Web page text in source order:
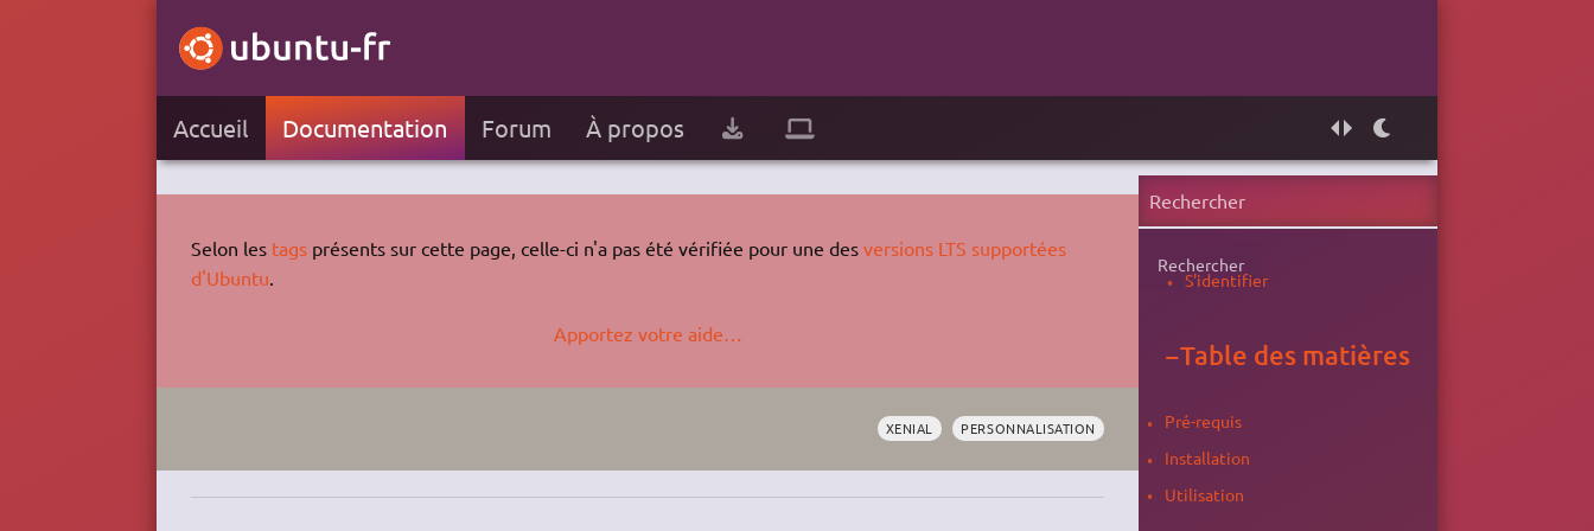
Accueil Documentation Forum À propos
Selon les tagsprésents sur cette page, celle-ci n'a pas été vérifiée pour une des versions LTS supportées
d'Ubuntu
Apportez votre aide…
XENIAL PERSONNALISATION
Rechercher
S'identifier
−Table des matières
Pré-requis
Installation
Utilisation